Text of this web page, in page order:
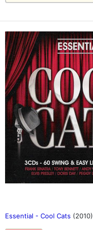
Essential - Cool Cats (2010)